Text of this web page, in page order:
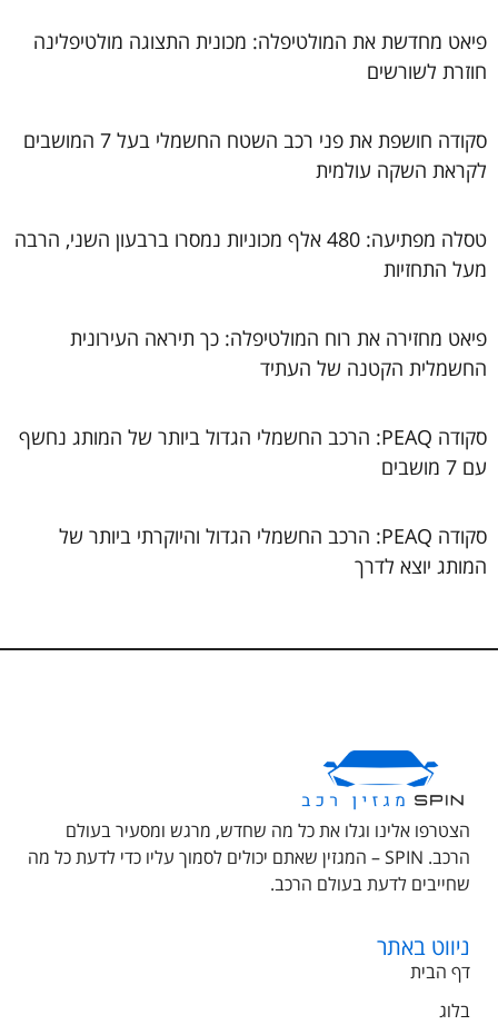
פיאט מחדשת את המולטיפלה: מכונית התצוגה מולטיפלינה
חוזרת לשורשים
סקודה חושפת את פני רכב השטח החשמלי בעל 7 המושבים
לקראת השקה עולמית
טסלה מפתיעה: 480 אלף מכוניות נמסרו ברבעון השני, הרבה
מעל התחזיות
פיאט מחזירה את רוח המולטיפלה: כך תיראה העירונית
החשמלית הקטנה של העתיד
סקודה PEAQ: הרכב החשמלי הגדול ביותר של המותג נחשף
עם 7 מושבים
סקודה PEAQ: הרכב החשמלי הגדול והיוקרתי ביותר של
המותג יוצא לדרך
הצטרפו אלינו וגלו את כל מה שחדש, מרגש ומסעיר בעולם
הרכב. SPIN – המגזין שאתם יכולים לסמוך עליו כדי לדעת כל מה
שחייבים לדעת בעולם הרכב.
ניווט באתר
דף הבית
בלוג